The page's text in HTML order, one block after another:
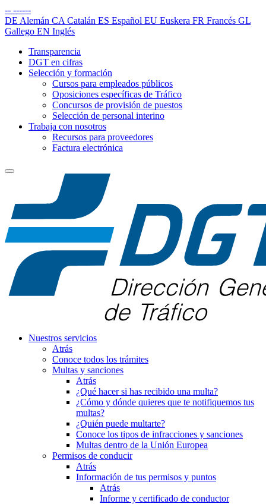
-- ------
DE Alemán CA Catalán ES Español EU Euskera FR Francés GL
Gallego EN Inglés
Transparencia
DGT en cifras
Selección y formación
Cursos para empleados públicos
Oposiciones específicas de Tráfico
Concursos de provisión de puestos
Selección de personal interino
Trabaja con nosotros
Recursos para proveedores
Factura electrónica
Nuestros servicios
Atrás
Conoce todos los trámites
Multas y sanciones
Atrás
¿Qué hacer si has recibido una multa?
¿Cómo y dónde quieres que te notifiquemos tus
multas?
¿Quién puede multarte?
Conoce los tipos de infracciones y sanciones
Multas dentro de la Unión Europea
Permisos de conducir
Atrás
Información de tus permisos y puntos
Atrás
Informe y certificado de conductor